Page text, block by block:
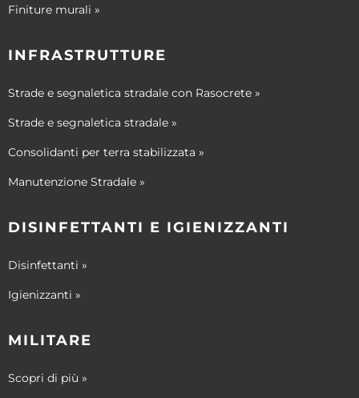
Finiture murali »
INFRASTRUTTURE
Strade e segnaletica stradale con Rasocrete »
Strade e segnaletica stradale »
Consolidanti per terra stabilizzata »
Manutenzione Stradale »
DISINFETTANTI E IGIENIZZANTI
Disinfettanti »
Igienizzanti »
MILITARE
Scopri di più »